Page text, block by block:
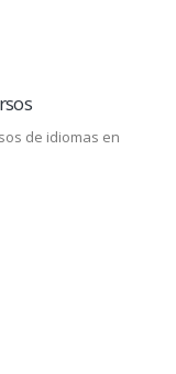
de idiomas en